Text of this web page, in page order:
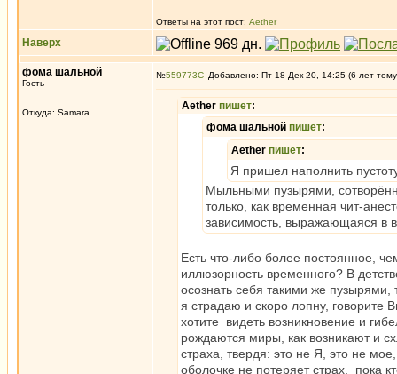
Ответы на этот пост: Aether
Наверх
фома шальной
Гость
Откуда: Samara
№559773 Добавлено: Пт 18 Дек 20, 14:25 (6 лет
Aether пишет:
фома шальной пишет:
Aether пишет:
Я пришел наполнить
Мыльными пузырями,
только, как временная чит-
зависимость, выражающаяся в
Есть что-либо более постоянное,
иллюзорность временного? В
осознать себя такими же пузырями,
я страдаю и скоро лопну, говорите
хотите видеть возникновение и
рождаются миры, как возникают и
страха, твердя: это не Я, это не
оболочке не потеряет страх, пока